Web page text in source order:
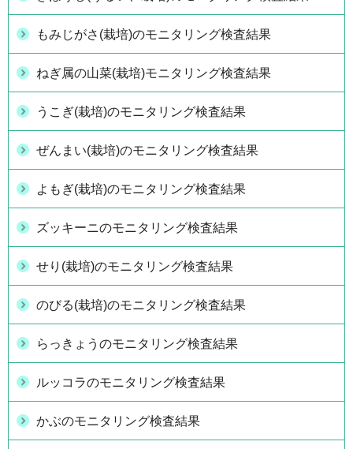
もみじがさ(栽培)のモニタリング検査結果
ねぎ属の山菜(栽培)モニタリング検査結果
うこぎ(栽培)のモニタリング検査結果
ぜんまい(栽培)のモニタリング検査結果
よもぎ(栽培)のモニタリング検査結果
ズッキーニのモニタリング検査結果
せり(栽培)のモニタリング検査結果
のびる(栽培)のモニタリング検査結果
らっきょうのモニタリング検査結果
ルッコラのモニタリング検査結果
かぶのモニタリング検査結果